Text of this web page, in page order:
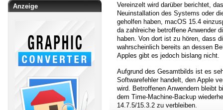
Anzeige
Vereinzelt wird darüber berichtet,
Neuinstallation des Systems oder
geholfen haben, macOS 15.4
da zahlreiche betroffene Anwender
haben. Von dort ist zu hören, dass
wahrscheinlich bereits an dessen
Apples gibt es jedoch bislang nicht.
Aufgrund des Gesamtbilds ist es
Softwarefehler handelt, den Apple
wird. Betroffenen Anwendern bleibt
dem Time-Machine-Backup
14.7.5/15.3.2 zu verbleiben.